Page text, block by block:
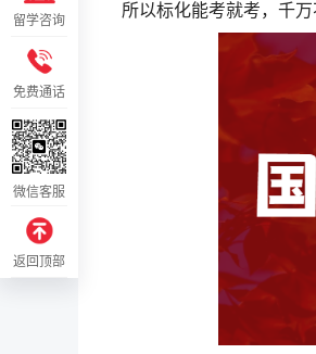
所以标化能考就考，千
留学咨询
免费通话
微信客服
返回顶部